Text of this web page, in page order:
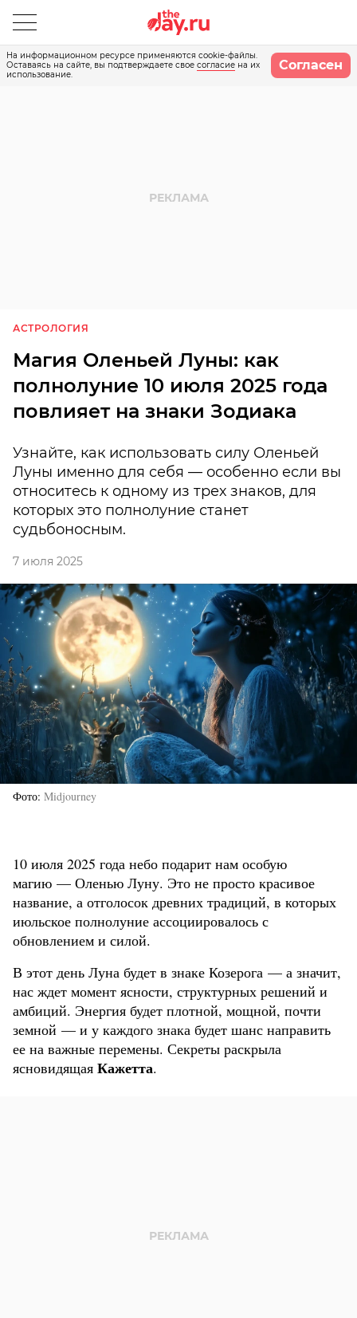
На информационном ресурсе применяются cookie-файлы.
Оставаясь на сайте, вы подтверждаете свое согласие на их
использование.
Согласен
АСТРОЛОГИЯ
Магия Оленьей Луны: как
полнолуние 10 июля 2025 года
повлияет на знаки Зодиака
Узнайте, как использовать силу Оленьей
Луны именно для себя — особенно если вы
относитесь к одному из трех знаков, для
которых это полнолуние станет
судьбоносным.
7 июля 2025
Фото Midjourney
10 июля 2025 года небо подарит нам особую
магию — Оленью Луну. Это не просто красивое
название, а отголосок древних традиций, в которых
июльское полнолуние ассоциировалось с
обновлением и силой.
В этот день Луна будет в знаке Козерога — а значит,
нас ждет момент ясности, структурных решений и
амбиций. Энергия будет плотной, мощной, почти
земной — и у каждого знака будет шанс направить
ее на важные перемены. Секреты раскрыла
ясновидящая Кажетта.